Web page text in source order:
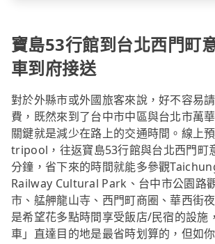
寶島53行館到台北西門町
車到府接送
對於外縣市或外國旅客來說，好不容易
費，既然來到了台中市中區與台北市萬
關鍵就是減少在路上的交通時間。線上
tripool，往返寶島53行館與台北西門町
分鐘，省下來的時間就能多參觀
Railway Cultural Park、台中市公園路
市、艋舺龍山寺、西門町商圈、華西街
是希望花多點時間享受飯店/民宿的設施
車」直達目的地是最省時划算的，但如